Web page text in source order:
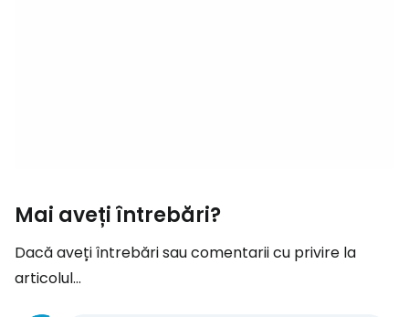
Mai aveți întrebări?
Dacă aveți întrebări sau comentarii cu privire la
articolul...